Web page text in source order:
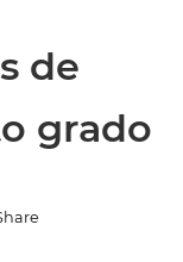
de
grado